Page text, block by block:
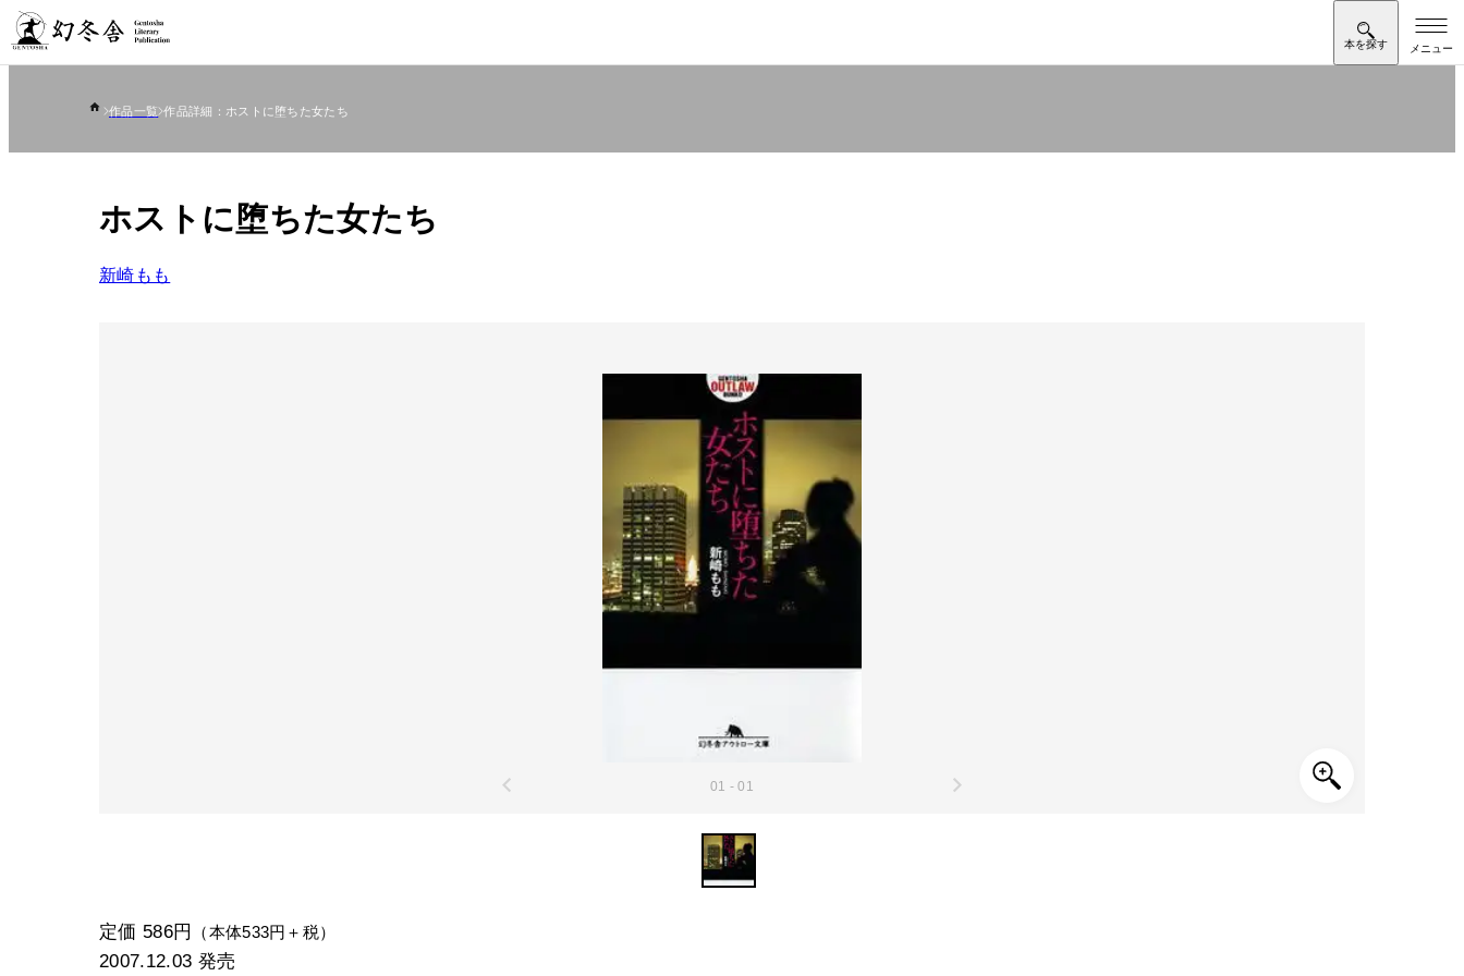
作品一覧 作品詳細：ホストに堕ちた女たち
ホストに堕ちた女たち
新崎もも
01 - 01
定価 586円 （本体533円＋税）
2007.12.03 発売